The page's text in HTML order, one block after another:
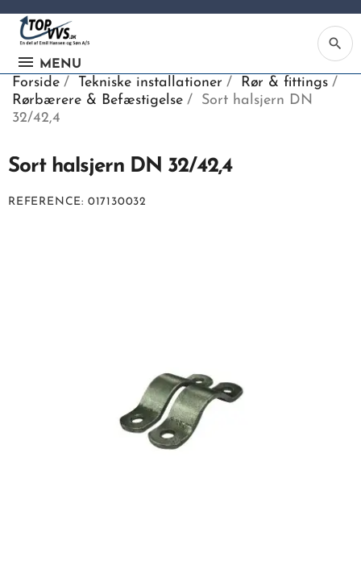
MENU
search
Forside Tekniske installationer
Rør & fittings
Rørbærere & Befæstigelse
Sort halsjern DN
32/42,4
Sort halsjern DN 32/42,4
REFERENCE 017130032